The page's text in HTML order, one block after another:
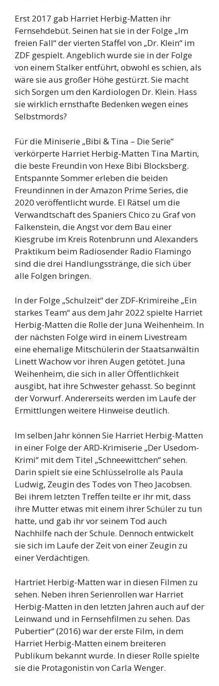
Erst 2017 gab Harriet Herbig-Matten ihr
Fernsehdebüt. Seinen hat sie in der Folge „Im
freien Fall“ der vierten Staffel von „Dr. Klein“ im
ZDF gespielt. Angeblich wurde sie in der Folge
von einem Stalker entführt, obwohl es schien, als
wäre sie aus großer Höhe gestürzt. Sie macht
sich Sorgen um den Kardiologen Dr. Klein. Hass
sie wirklich ernsthafte Bedenken wegen eines
Selbstmords?
Für die Miniserie „Bibi & Tina – Die Serie“
verkörperte Harriet Herbig-Matten Tina Martin,
die beste Freundin von Hexe Bibi Blocksberg.
Entspannte Sommer erleben die beiden
Freundinnen in der Amazon Prime Series, die
2020 veröffentlicht wurde. El Rätsel um die
Verwandtschaft des Spaniers Chico zu Graf von
Falkenstein, die Angst vor dem Bau einer
Kiesgrube im Kreis Rotenbrunn und Alexanders
Praktikum beim Radiosender Radio Flamingo
sind die drei Handlungsstränge, die sich über
alle Folgen bringen.
In der Folge „Schulzeit“ der ZDF-Krimireihe „Ein
starkes Team“ aus dem Jahr 2022 spielte Harriet
Herbig-Matten die Rolle der Juna Weihenheim. In
der nächsten Folge wird in einem Livestream
eine ehemalige Mitschülerin der Staatsanwältin
Linett Wachow vor ihren Augen getötet. Juna
Weihenheim, die sich in aller Öffentlichkeit
ausgibt, hat ihre Schwester gehasst. So beginnt
der Vorwurf. Andererseits werden im Laufe der
Ermittlungen weitere Hinweise deutlich.
Im selben Jahr können Sie Harriet Herbig-Matten
in einer Folge der ARD-Krimiserie „Der Usedom-
Krimi“ mit dem Titel „Schneewittchen“ sehen.
Darin spielt sie eine Schlüsselrolle als Paula
Ludwig, Zeugin des Todes von Theo Jacobsen.
Bei ihrem letzten Treffen teilte er ihr mit, dass
ihre Mutter etwas mit einem ihrer Schüler zu tun
hatte, und gab ihr vor seinem Tod auch
Nachhilfe nach der Schule. Dennoch entwickelt
sie sich im Laufe der Zeit von einer Zeugin zu
einer Verdächtigen.
Hartriet Herbig-Matten war in diesen Filmen zu
sehen. Neben ihren Serienrollen war Harriet
Herbig-Matten in den letzten Jahren auch auf der
Leinwand und in Fernsehfilmen zu sehen. Das
Pubertier“ (2016) war der erste Film, in dem
Harriet Herbig-Matten einem breiteren
Publikum bekannt wurde. In dieser Rolle spielte
sie die Protagonistin von Carla Wenger.